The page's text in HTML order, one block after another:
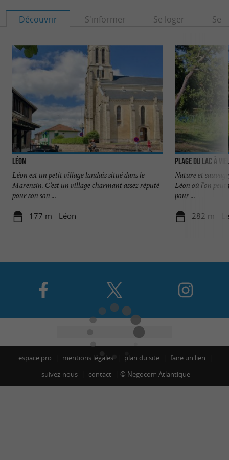
Découvrir S'informer Se loger Se
Léon
Léon est un petit village landais situé dans le
Marensin. C’est un village charmant assez réputé
pour son son ...
177 m - Léon
Plage du Lac à
Nature et
Léon où l’on
pour ...
282 m -
espace pro mentions légales plan du site
faire un lien
suivez-nous
contact © Negocom Atlantique